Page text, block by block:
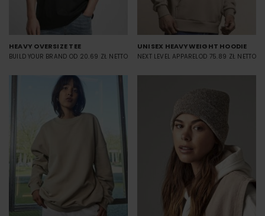
HEAVY OVERSIZE TEE
BUILD YOUR BRAND OD 20.69 ZŁ NETTO
UNISEX HEAVYWEIGHT HOODIE
NEXT LEVEL APPARELOD 75.89 ZŁ NETTO